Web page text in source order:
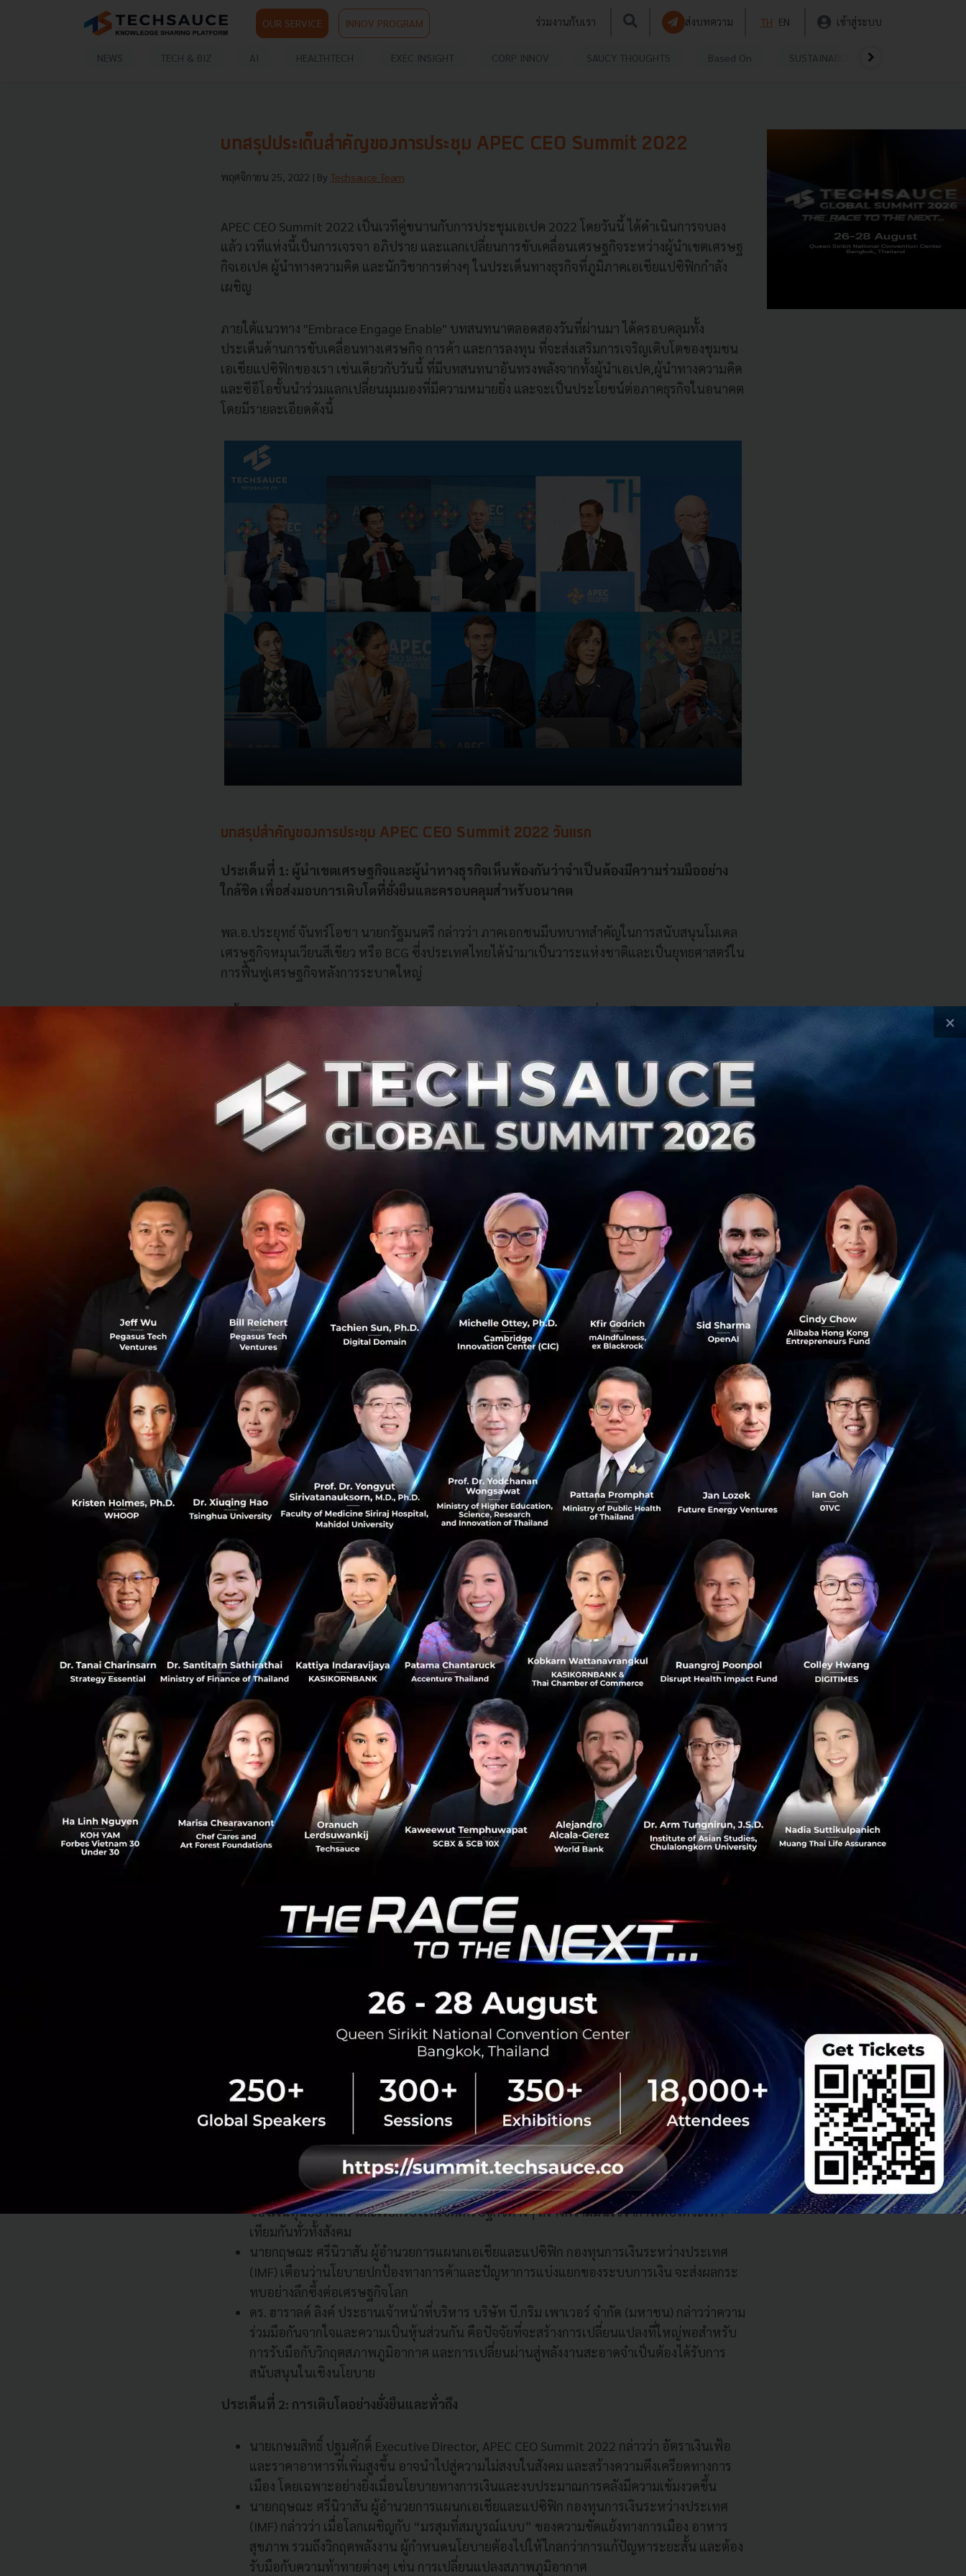
OUR SERVICE INNOV PROGRAM ร่วมงานกับเรา ส่งบทความ TH EN เข้าสู่ระบบ
NEWS TECH & BIZ AI HEALTHTECH EXEC INSIGHT CORP INNOV SAUCY THOUGHTS Based On SUSTAINABLE
1
14
บทสรุปประเด็นสำคัญของการประชุม APEC CEO Summit 2022
พฤศจิกายน 25, 2022 | By Techsauce Team
APEC CEO Summit 2022 เป็นเวทีคู่ขนานกับการประชุมเอเปค 2022 โดยวันนี้ ได้ดำเนินการจบลง
แล้ว เวทีแห่งนี้เป็นการเจรจา อภิปราย และแลกเปลี่ยนการขับเคลื่อนเศรษฐกิจระหว่างผู้นำเขตเศรษฐ
กิจเอเปค ผู้นำทางความคิด และนักวิชาการต่างๆ ในประเด็นทางธุรกิจที่ภูมิภาคเอเชียแปซิฟิกกำลัง
เผชิญ
ภายใต้แนวทาง "Embrace Engage Enable" บทสนทนาตลอดสองวันที่ผ่านมา ได้ครอบคลุมทั้ง
ประเด็นด้านการขับเคลื่อนทางเศรษกิจ การค้า และการลงทุน ที่จะส่งเสริมการเจริญเติบโตของชุมชน
เอเชียแปซิฟิกของเรา เช่นเดียวกับวันนี้ ที่มีบทสนทนาอันทรงพลังจากทั้งผู้นำเอเปค,ผู้นำทางความคิด
และซีอีโอชั้นนำร่วมแลกเปลี่ยนมุมมองที่มีความหมายยิ่ง และจะเป็นประโยชน์ต่อภาคธุรกิจในอนาคต
โดยมีรายละเอียดดังนี้
บทสรุปสำคัญของการประชุม APEC CEO Summit 2022 วันแรก
ประเด็นที่ 1: ผู้นำเขตเศรษฐกิจและผู้นำทางธุรกิจเห็นพ้องกันว่าจำเป็นต้องมีความร่วมมืออย่าง
ใกล้ชิด เพื่อส่งมอบการเติบโตที่ยั่งยืนและครอบคลุมสำหรับอนาคต
พล.อ.ประยุทธ์ จันทร์โอชา นายกรัฐมนตรี กล่าวว่า ภาคเอกชนมีบทบาทสำคัญในการสนับสนุนโมเดล
เศรษฐกิจหมุนเวียนสีเขียว หรือ BCG ซึ่งประเทศไทยได้นำมาเป็นวาระแห่งชาติและเป็นยุทธศาสตร์ใน
การฟื้นฟูเศรษฐกิจหลังการระบาดใหญ่
สี จิ้นผิง ประธานาธิบดีแห่งสาธารณรัฐประชาชนจีน กล่าวในคำปราศรัยที่เตรียมไว้ว่า การเปิดกว้าง
เป็นสิ่งสำคัญสำหรับความก้าวหน้า ในขณะที่การขัดขวางห่วงโซ่อุปทานที่เกิดขึ้นในเอเชียแปซิฟิก จะ
ขัดขวางความร่วมมือทางเศรษฐกิจ จีนมุ่งมั่นที่จะ 'ส่งเสริมการสร้างชุมชนเอเชียแปซิฟิกที่มีอนาคตร่วม
นายจอห์น เดนตัน เลขาธิการสภาหอการค้านานาชาติ กล่าวว่าการหลอมรวมภาคธุรกิจเข้ากับการ
กำหนดนโยบายเป็นจุดแข็งที่สำคัญของเศรษฐกิจเอเชียแปซิฟิก และความร่วมมือนี้มีความจำเป็นใน
อนาคต ด้วยเป็นภูมิภาคที่สร้างความยืดหยุ่นด้านห่วงโซ่อุปทาน ส่งเสริมการเปลี่ยนผ่านของพลังงาน
นายญนน์ โภคทรัพย์ ประธานเจ้าหน้าที่บริหาร บริษัท เซ็นทรัล รีเทล คอร์ปอเรชั่น จำกัด (มหาชน)
สะท้อนความรู้สึกดังกล่าว โดยกล่าวว่า การดำเนินการและความร่วมมือร่วมกันเป็นสิ่งจำเป็นเพื่อช่วย
จัดการกับผลกระทบทางเศรษฐกิจและสังคมจากความไม่เท่าเทียมกันที่เพิ่มขึ้น เพื่อนำเศรษฐกิจไปสู่
การพัฒนาที่ทั่วถึงและยั่งยืน และให้ความสำคัญกับ 'การเติบโตที่เป็นมิตรต่อสิ่งแวดล้อม'
ศาสตราจารย์เคล้าส์ ชวาป ผู้ก่อตั้งและประธานบริหารสภาเศรษฐกิจโลก เรียกร้องให้บริษัทต่าง ๆ โอบ
รับความร่วมมือระหว่างภาครัฐและเอกชน การเปลี่ยนแปลงเป็นดิจิทัล การคิดเชิงกลยุทธ์ และแนวคิด
เรื่องเงินทุนของผู้มีส่วนได้ส่วนเสียเพื่อสร้างความไว้วางใจจากสาธารณะ
ประเด็นที่ 2: การเปลี่ยนแปลงสภาพภูมิอากาศ ความครอบคลุม และความยั่งยืน จะเป็นประเด็น
สำคัญสำหรับผู้กำหนดนโยบายและบริษัทต่างๆ
นายเหวียน ซวน ฟุก ประธานาธิบดีเวียดนาม กล่าวว่า การลงทุนทั่วโลกได้รับผลกระทบอย่างหนักจาก
การเปลี่ยนแปลงทางสภาพภูมิอากาศ และการดูแลสุขภาพและเทคโนโลยีที่เป็นมิตรต่อสิ่งแวดล้อม ถูก
กำหนดให้เป็นตัวขับเคลื่อนกระแสการลงทุนจากต่างประเทศในอนาคต
นายแฟร์ดินันด์ โรมูอัลเดซ มาร์โคส จูเนีย ประธานาธิบดีฟิลิปปินส์ เห็นพ้องต้องกันว่าการเปลี่ยนแปลง
สภาพภูมิอากาศ สุขภาพ และความมั่นคงทางอาหารเป็นความท้าทายสำคัญที่เศรษฐกิจโลกต้องเผชิญ
และเรียกการเปลี่ยนแปลงทางสภาพภูมิอากาศว่าเป็น 'ความท้าทายที่กดดันที่สุดต่อความอยู่รอดในยุค
สมัยของเรา’
นายโรเบิร์ต มอริทซ์ ประธานบริษัท ไพร้ซวอเตอร์เฮาส์ คูเปอร์ส (PwC) กล่าวว่า ความยืดหยุ่น ความ
ยั่งยืน และความคล่องตัว จะมีความสำคัญต่อการเติบโตในอนาคต เพื่อเรียกความเชื่อมั่นจาก
สาธารณชน ผู้ประกอบการธุรกิจต้องมีความสามารถในการกำหนดแนวทางและดำเนินงานเพื่อรับมือ
กับสถานการณ์ในอนาคต
นายกาบริเอล โบริก ประธานาธิบดีสาธารณรัฐชิลี กล่าวว่าการปฏิรูปสังคมเป็นสิ่งจำเป็นเพื่อจัดการกับ
ความไม่เท่าเทียมและสนับสนุนการเติบโตที่ยั่งยืนและครอบคลุม
นางดินา เอร์ซิเลีย โบลัวร์เต เซการ์รา รองประธานาธิบดีคนที่ 1 สาธารณรัฐเปรู ได้เห็นด้วยต่อ
ประเด็นก่อนนี้ โดยเสริมว่าการพัฒนาที่ยั่งยืนนั้นมีสามมิติ ได้แก่ เศรษฐกิจ สังคม และสิ่งแวดล้อม โดย
กล่าวว่าความท้าทาย คือการตอบสนองความต้องการในปัจจุบันโดยไม่ประนีประนอมกับอนาคต
จาซินดา อาร์เดิร์น นายกรัฐมนตรีนิวซีแลนด์ กล่าวว่าการเติบโตจำเป็นต้องมีความครอบคลุม และไม่
ทิ้งกลุ่มผู้ด้อยโอกาสไว้เบื้องหลัง ไม่ว่าจะเป็นผู้หญิง ธุรกิจขนาดเล็ก หรือชนพื้นเมือง เนื่องจากกลุ่มคน
เหล่านี้ได้รับความเดือดร้อนมากที่สุดในช่วงการระบาดของโควิด-19
บทสรุปสำคัญของการประชุม APEC CEO Summit 2022 วันสุดท้าย
ประเด็นที่ 1: สันติภาพ เสถียรภาพ และความร่วมมือ คือกุญแจสู่ความเจริญรุ่งเรือง
นายเอมานูว์แอล มาครง ประธานาธิบดีแห่งสาธารณรัฐฝรั่งเศส ได้เรียกร้องให้ยุติสงคราม และ
เรียกร้องให้ประเทศต่างๆ กลับมาเคารพกฎระเบียบระหว่างประเทศ และสนับสนุนกลไกพหุภาคี
เพื่อสันติภาพและเสถียรภาพของโลก ตลอดจนเรียกร้องให้ประเทศต่าง ๆ ดำเนินการพัฒนาที่
ยั่งยืนและครอบคลุม เพื่อจัดการกับความไม่เท่าเทียมและความไร้เสถียรภาพ
นางคามาลา แฮร์ริส รองประธานาธิบดีสหรัฐอเมริกา เน้นย้ำถึงพันธสัญญาของสหรัฐฯ ในการ
เสริมสร้างความเข้มแข็งของความสัมพันธ์ทางเศรษฐกิจ และความเป็นหุ้นส่วนอย่างทั่วถึงใน
ภูมิภาค นอกจากนี้สหรัฐฯ ยังมุ่งมั่นที่จะเพิ่มการลงทุนโดยตรงจากต่างประเทศและการไหลเวียน
ของเงินทุนอย่างเสรี และเรียกร้องให้เขตเศรษฐกิจต่างๆ สร้างความมั่นใจว่าการเติบโตจะเท่า
เทียมกันทั่วทั้งสังคม
นายกฤษณะ ศรีนิวาสัน ผู้อำนวยการแผนกเอเชียและแปซิฟิก กองทุนการเงินระหว่างประเทศ
(IMF) เตือนว่านโยบายปกป้องทางการค้าและปัญหาการแบ่งแยกของระบบการเงิน จะส่งผลกระ
ทบอย่างลึกซึ้งต่อเศรษฐกิจโลก
ดร. ฮาราลด์ ลิงค์ ประธานเจ้าหน้าที่บริหาร บริษัท บี.กริม เพาเวอร์ จำกัด (มหาชน) กล่าวว่าความ
ร่วมมือกันจากใจและความเป็นหุ้นส่วนกัน คือปัจจัยที่จะสร้างการเปลี่ยนแปลงที่ใหญ่พอสำหรับ
การรับมือกับวิกฤตสภาพภูมิอากาศ และการเปลี่ยนผ่านสู่พลังงานสะอาดจำเป็นต้องได้รับการ
สนับสนุนในเชิงนโยบาย
ประเด็นที่ 2: การเติบโตอย่างยั่งยืนและทั่วถึง
นายเกษมสิทธิ์ ปฐมศักดิ์ Executive Director, APEC CEO Summit 2022 กล่าวว่า อัตราเงินเฟ้อ
และราคาอาหารที่เพิ่มสูงขึ้น อาจนำไปสู่ความไม่สงบในสังคม และสร้างความตึงเครียดทางการ
เมือง โดยเฉพาะอย่างยิ่งเมื่อนโยบายทางการเงินและงบประมาณการคลังมีความเข้มงวดขึ้น
นายกฤษณะ ศรีนิวาสัน ผู้อำนวยการแผนกเอเชียและแปซิฟิก กองทุนการเงินระหว่างประเทศ
(IMF) กล่าวว่า เมื่อโลกเผชิญกับ “มรสุมที่สมบูรณ์แบบ” ของความขัดแย้งทางการเมือง อาหาร
สุขภาพ รวมถึงวิกฤตพลังงาน ผู้กำหนดนโยบายต้องไปให้ไกลกว่าการแก้ปัญหาระยะสั้น และต้อง
รับมือกับความท้าทายต่างๆ เช่น การเปลี่ยนแปลงสภาพภูมิอากาศ
×